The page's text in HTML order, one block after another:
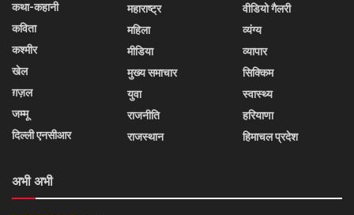
कथा-कहानी
कविता
कश्मीर
खेल
ग़ज़ल
जम्मू
दिल्ली एनसीआर
महाराष्ट्र
महिला
मीडिया
मुख्य समाचार
युवा
राजनीति
राजस्थान
वीडियो गैलरी
व्यंग्य
व्यापार
सिक्किम
स्वास्थ्य
हरियाणा
हिमाचल प्रदेश
अभी अभी